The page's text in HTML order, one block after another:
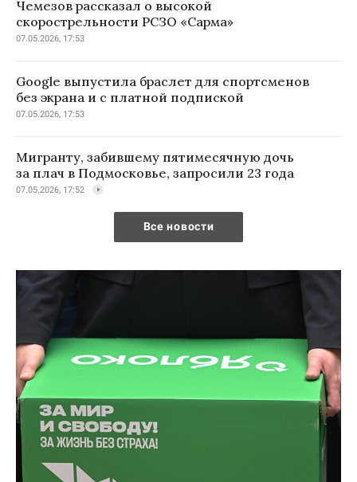
Чемезов рассказал о высокой
скорострельности РСЗО «Сарма»
07.05.2026, 17:53
Google выпустила браслет для спортсменов
без экрана и с платной подпиской
07.05.2026, 17:53
Мигранту, забившему пятимесячную дочь
за плач в Подмосковье, запросили 23 года
07.05.2026, 17:52
Все новости